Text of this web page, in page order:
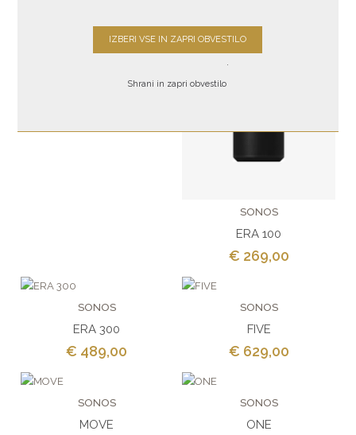
€ 779,00 € 979,00
SONOS
ERA 100
€ 269,00
SONOS
ERA 300
€ 489,00
SONOS
FIVE
€ 629,00
SONOS
MOVE
SONOS
ONE
Shrani in zapri obvestilo
.